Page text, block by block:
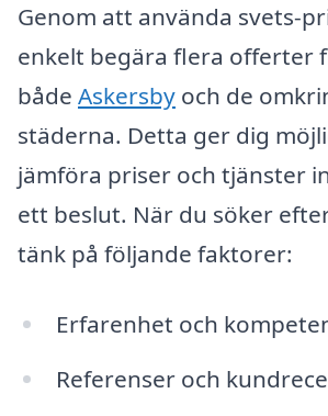
Genom att använda svets-
enkelt begära flera offerter
både Askersby och de
städerna. Detta ger dig
jämföra priser och tjänster
ett beslut. När du söker
tänk på följande faktorer:
Erfarenhet och
Referenser och